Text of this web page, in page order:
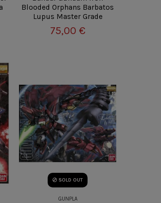
Blooded Orphans Barbatos
Lupus Master Grade
75,00 €
SOLD OUT
GUNPLA